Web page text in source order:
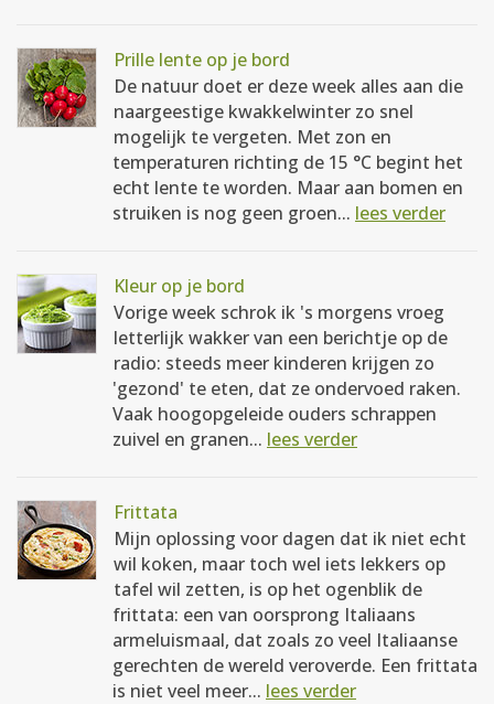
Prille lente op je bord
De natuur doet er deze week alles aan die
naargeestige kwakkelwinter zo snel
mogelijk te vergeten. Met zon en
temperaturen richting de 15 °C begint het
echt lente te worden. Maar aan bomen en
struiken is nog geen groen... lees verder
Kleur op je bord
Vorige week schrok ik 's morgens vroeg
letterlijk wakker van een berichtje op de
radio: steeds meer kinderen krijgen zo
'gezond' te eten, dat ze ondervoed raken.
Vaak hoogopgeleide ouders schrappen
zuivel en granen... lees verder
Frittata
Mijn oplossing voor dagen dat ik niet echt
wil koken, maar toch wel iets lekkers op
tafel wil zetten, is op het ogenblik de
frittata: een van oorsprong Italiaans
armeluismaal, dat zoals zo veel Italiaanse
gerechten de wereld veroverde. Een frittata
is niet veel meer... lees verder